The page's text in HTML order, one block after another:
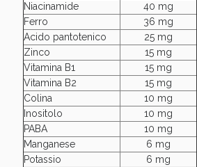
Niacinamide
40 mg
Ferro
36 mg
Acido pantotenico
25 mg
Zinco
15 mg
Vitamina B1
15 mg
Vitamina B2
15 mg
Colina
10 mg
Inositolo
10 mg
PABA
10 mg
Manganese
6 mg
Potassio
6 mg
Benessere Intestinale: Sconto
oggi!